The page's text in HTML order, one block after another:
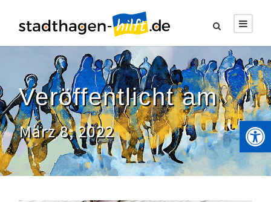
Werkzeugleiste öffnen
Veröffentlicht am
März 8, 2022